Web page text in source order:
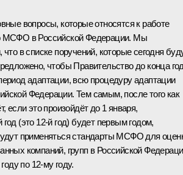
вопросы, которые относятся к работе
МСФО в Российской Федерации. Мы
что в списке поручений, которые сегодня
чтобы Правительство до конца
адаптации, всю процедуру адаптации
Федерации. Тем самым, после того как
если это произойдёт до 1 января,
(это 12-й год) будет первым годом,
применяться стандарты МСФО для
компаний, групп в Российской
по 12-му году.